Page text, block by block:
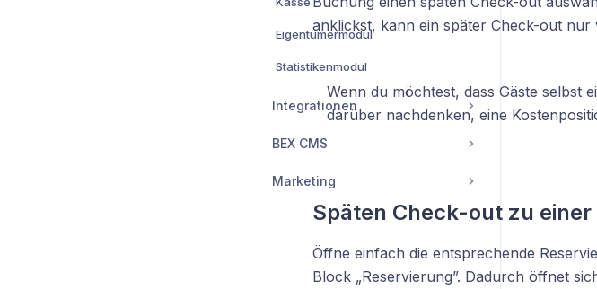
Eigentümermodul
Statistikenmodul
Integrationen
BEX CMS
Marketing
anklickst, kann ein später Check-out
Wenn du möchtest, dass Gäste selbst
darüber nachdenken, eine
Späten Check-out zu
Öffne einfach die entsprechende
Block „Reservierung”. Dadurch öffnet